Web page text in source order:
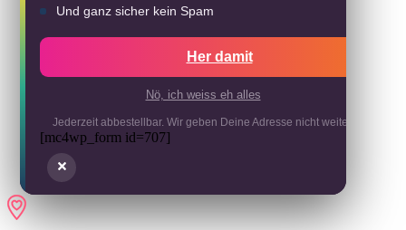
Und ganz sicher kein Spam
Her damit
Nö, ich weiss eh alles
Jederzeit abbestellbar. Wir geben Deine Adresse nicht weiter.
[mc4wp_form id=707]